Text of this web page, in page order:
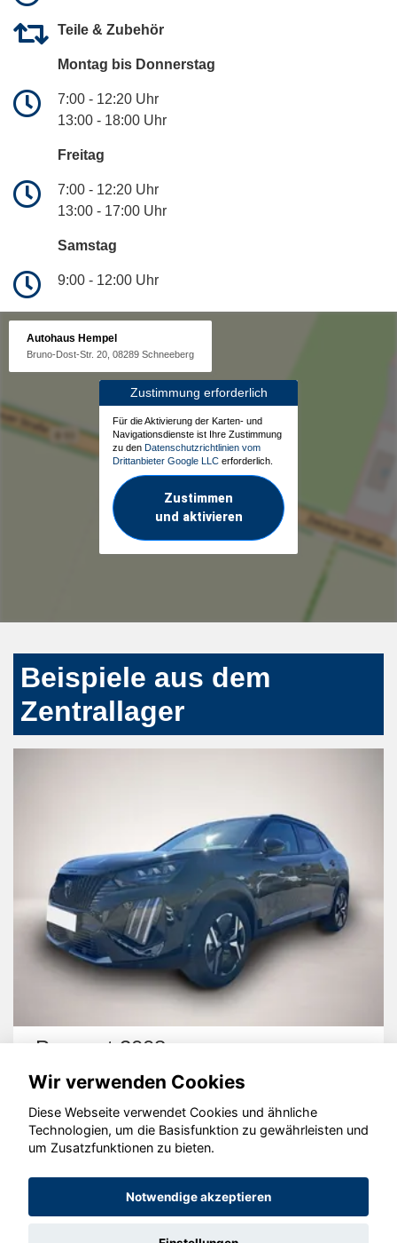
Teile & Zubehör
Montag bis Donnerstag
7:00 - 12:20 Uhr
13:00 - 18:00 Uhr
Freitag
7:00 - 12:20 Uhr
13:00 - 17:00 Uhr
Samstag
9:00 - 12:00 Uhr
Autohaus Hempel
Bruno-Dost-Str. 20, 08289 Schneeberg
Zustimmung erforderlich
Für die Aktivierung der Karten- und
Navigationsdienste ist Ihre Zustimmung
zu den Datenschutzrichtlinien vom
Drittanbieter Google LLC erforderlich.
Zustimmen
und aktivieren
Beispiele aus dem
Zentrallager
Peugeot 2008
© konjunkturmotor.de GmbH 2020 - 2026
Wir verwenden Cookies
Diese Webseite verwendet Cookies und ähnliche
Technologien, um die Basisfunktion zu gewährleisten und
um Zusatzfunktionen zu bieten.
Notwendige akzeptieren